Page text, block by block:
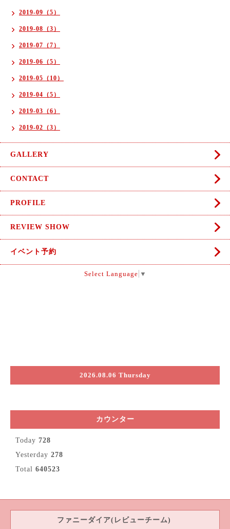
2019-09（5）
2019-08（3）
2019-07（7）
2019-06（5）
2019-05（10）
2019-04（5）
2019-03（6）
2019-02（3）
GALLERY
CONTACT
PROFILE
REVIEW SHOW
イベント予約
Select Language ▼
2026.08.06 Thursday
カウンター
Today 728
Yesterday 278
Total 640523
ファニーダイア(レビューチーム)